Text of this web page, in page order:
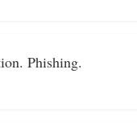
Phishing.